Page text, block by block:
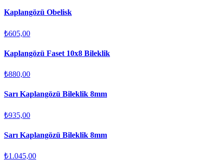
Kaplangözü Obelisk
₺605,00
Kaplangözü Faset 10x8 Bileklik
₺880,00
Sarı Kaplangözü Bileklik 8mm
₺935,00
Sarı Kaplangözü Bileklik 8mm
₺1.045,00